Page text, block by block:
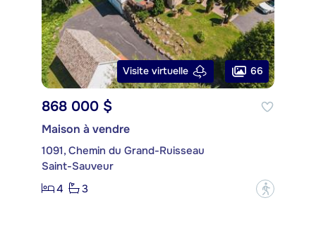
Visite virtuelle 66
868 000 $
Maison à vendre
1091, Chemin du Grand-Ruisseau
Saint-Sauveur
4
3 ?